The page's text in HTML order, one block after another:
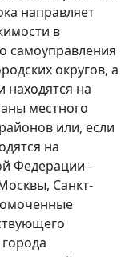
направляет
в
самоуправления
округов, а
находятся на
местного
или, если
на
Федерации -
Санкт-